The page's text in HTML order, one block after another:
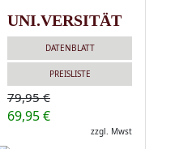
UNI.VERSITÄT
DATENBLATT
PREISLISTE
79,95 €
69,95 €
zzgl. Mwst